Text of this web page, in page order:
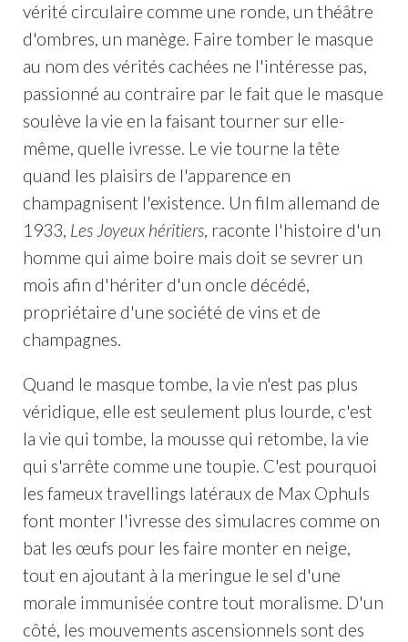
vérité circulaire comme une ronde, un théâtre
d'ombres, un manège. Faire tomber le masque
au nom des vérités cachées ne l'intéresse pas,
passionné au contraire par le fait que le masque
soulève la vie en la faisant tourner sur elle-
même, quelle ivresse. Le vie tourne la tête
quand les plaisirs de l'apparence en
champagnisent l'existence. Un film allemand de
1933, Les Joyeux héritiers, raconte l'histoire d'un
homme qui aime boire mais doit se sevrer un
mois afin d'hériter d'un oncle décédé,
propriétaire d'une société de vins et de
champagnes.
Quand le masque tombe, la vie n'est pas plus
véridique, elle est seulement plus lourde, c'est
la vie qui tombe, la mousse qui retombe, la vie
qui s'arrête comme une toupie. C'est pourquoi
les fameux travellings latéraux de Max Ophuls
font monter l'ivresse des simulacres comme on
bat les œufs pour les faire monter en neige,
tout en ajoutant à la meringue le sel d'une
morale immunisée contre tout moralisme. D'un
côté, les mouvements ascensionnels sont des